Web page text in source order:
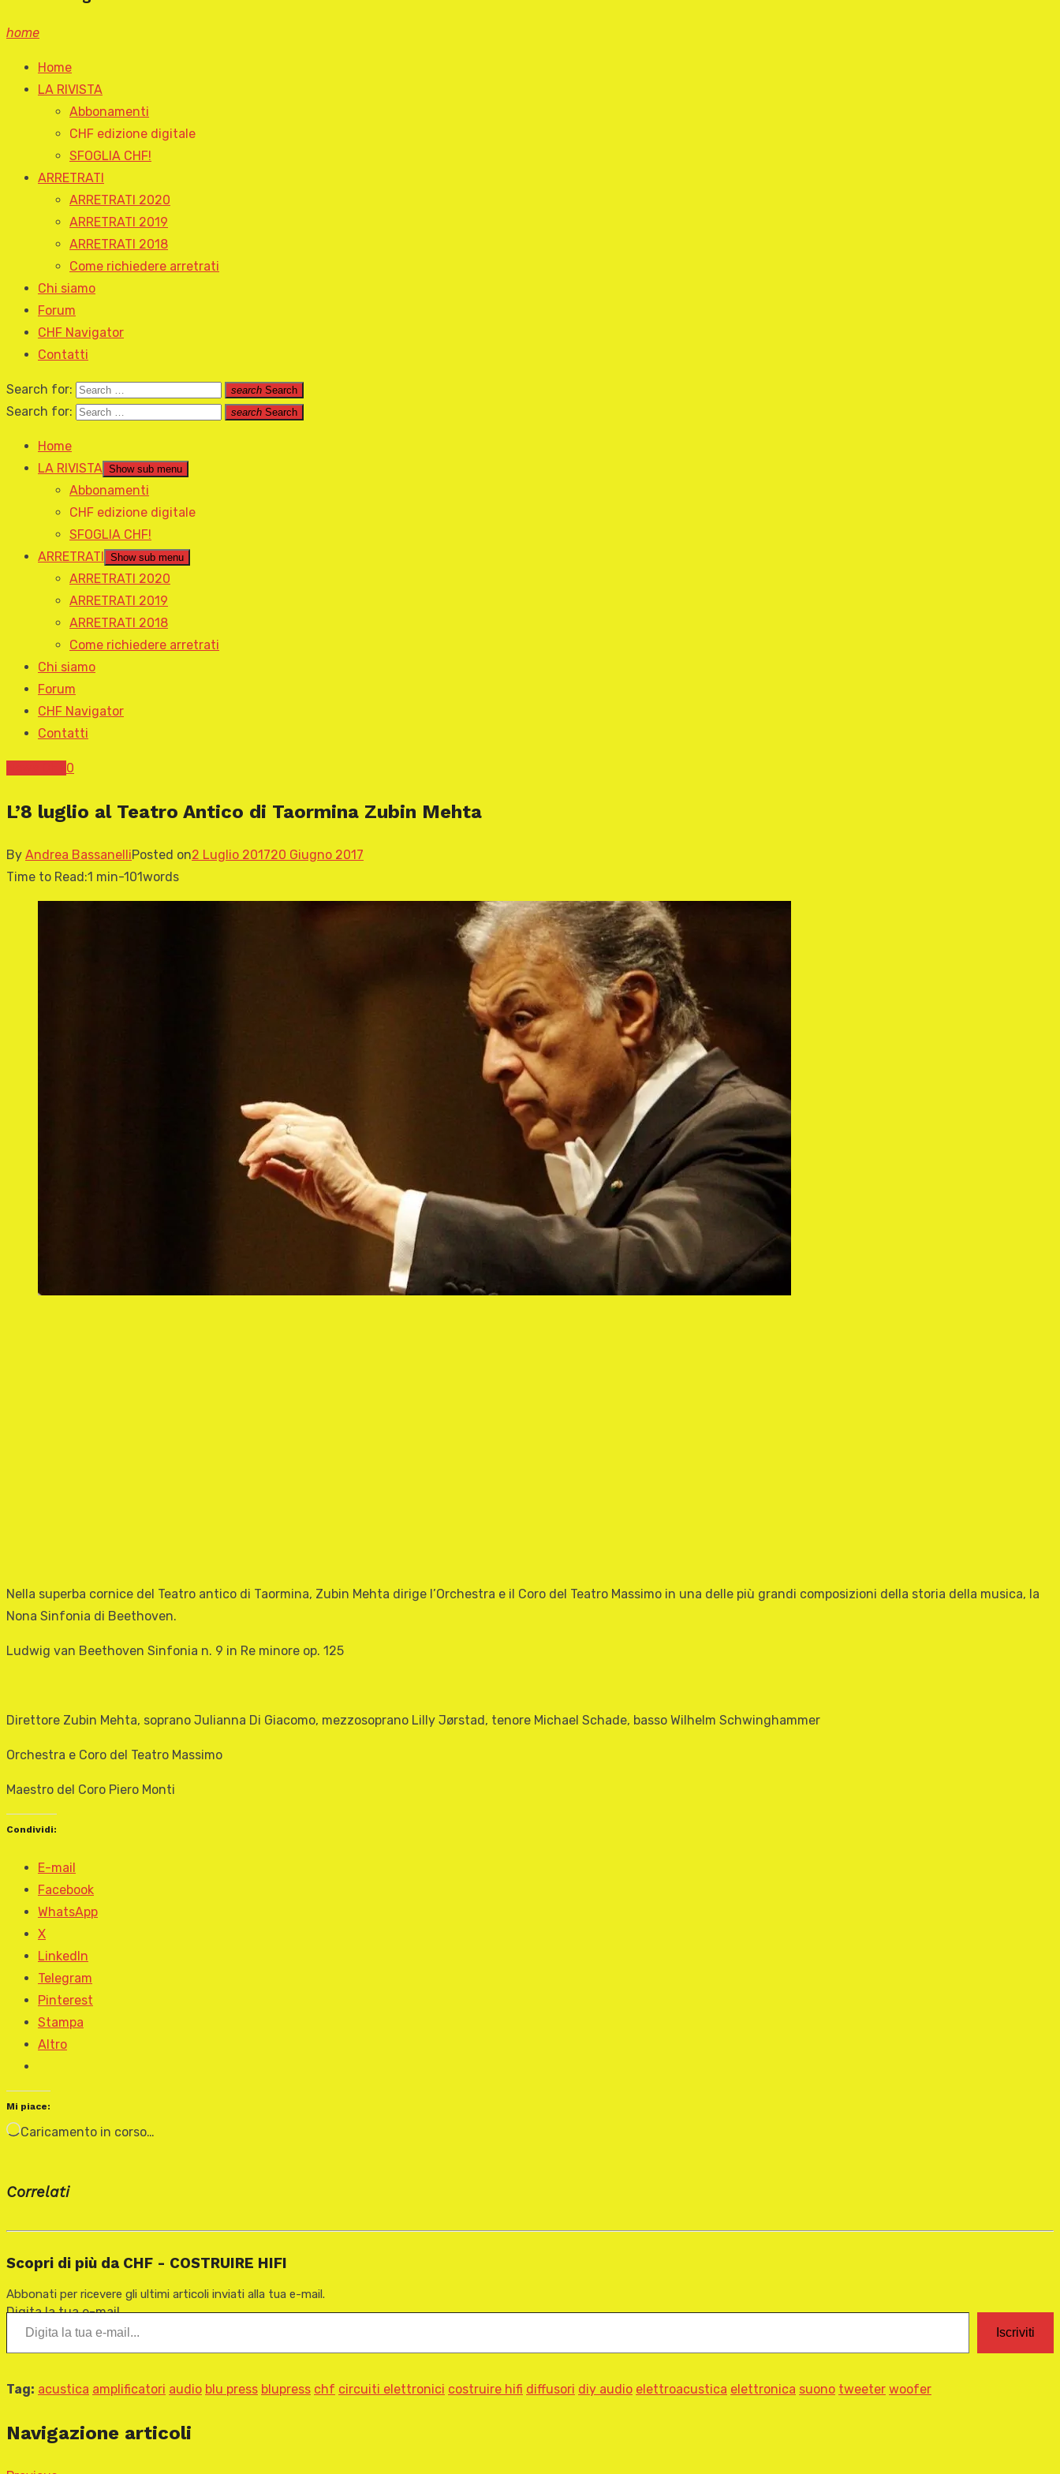
home
Home
LA RIVISTA
Abbonamenti
CHF edizione digitale
SFOGLIA CHF!
ARRETRATI
ARRETRATI 2020
ARRETRATI 2019
ARRETRATI 2018
Come richiedere arretrati
Chi siamo
Forum
CHF Navigator
Contatti
Search for: search Search
Search for: search Search
Home
LA RIVISTA Show sub menu
Abbonamenti
CHF edizione digitale
SFOGLIA CHF!
ARRETRATI
Show sub menu
ARRETRATI 2020
ARRETRATI 2019
ARRETRATI 2018
Come richiedere arretrati
Chi siamo
Forum
CHF Navigator
Contatti
0
L’8 luglio al Teatro Antico di Taormina Zubin Mehta
By Andrea BassanelliPosted on2 Luglio 201720 Giugno 2017
Time to Read:1 min-101words
Nella superba cornice del Teatro antico di Taormina, Zubin Mehta dirige l’Orchestra e il Coro del Teatro Massimo in una delle più grandi composizioni della storia della musica, la
Nona Sinfonia di Beethoven.
Ludwig van Beethoven Sinfonia n. 9 in Re minore op. 125
Direttore Zubin Mehta, soprano Julianna Di Giacomo, mezzosoprano Lilly Jørstad, tenore Michael Schade, basso Wilhelm Schwinghammer
Orchestra e Coro del Teatro Massimo
Maestro del Coro Piero Monti
Condividi:
E-mail
Facebook
WhatsApp
X
LinkedIn
Telegram
Pinterest
Stampa
Altro
Mi piace:
Caricamento in corso…
Correlati
Scopri di più da CHF - COSTRUIRE HIFI
Abbonati per ricevere gli ultimi articoli inviati alla tua e-mail.
Digita la tua e-mail...
Iscriviti
Tag: acustica amplificatori audio blu press blupress chf circuiti elettronici costruire hifi diffusori diy audio elettroacustica elettronica suono tweeter woofer
Navigazione articoli